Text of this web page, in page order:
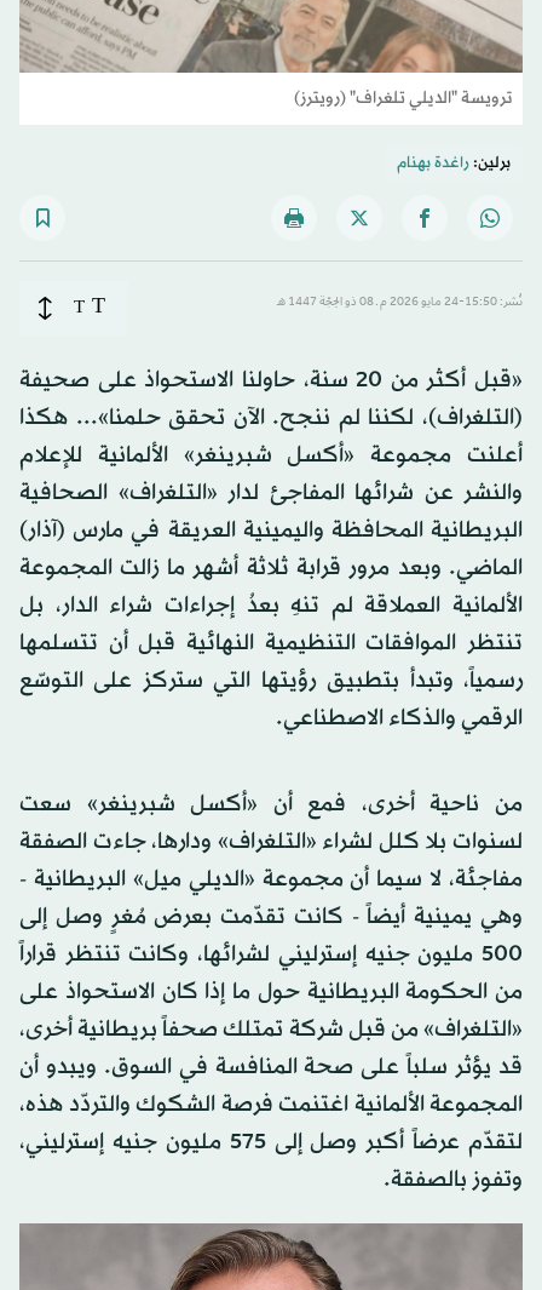
ترويسة "الديلي تلغراف" (رويترز)
برلين:راغدة بهنام
نُشر: 15:50-24 مايو 2026 م ـ 08 ذو الحِجّة 1447 هـ T
T
«قبل أكثر من 20 سنة، حاولنا الاستحواذ على صحيفة
(التلغراف)، لكننا لم ننجح. الآن تحقق حلمنا»... هكذا
أعلنت مجموعة «أكسل شبرينغر» الألمانية للإعلام
والنشر عن شرائها المفاجئ لدار «التلغراف» الصحافية
البريطانية المحافظة واليمينية العريقة في مارس (آذار)
الماضي. وبعد مرور قرابة ثلاثة أشهر ما زالت المجموعة
الألمانية العملاقة لم تنهِ بعدُ إجراءات شراء الدار، بل
تنتظر الموافقات التنظيمية النهائية قبل أن تتسلمها
رسمياً، وتبدأ بتطبيق رؤيتها التي ستركز على التوسّع
الرقمي والذكاء الاصطناعي.
من ناحية أخرى، فمع أن «أكسل شبرينغر» سعت
لسنوات بلا كلل لشراء «التلغراف» ودارها، جاءت الصفقة
مفاجئة، لا سيما أن مجموعة «الديلي ميل» البريطانية -
وهي يمينية أيضاً - كانت تقدّمت بعرض مُغرٍ وصل إلى
500 مليون جنيه إسترليني لشرائها، وكانت تنتظر قراراً
من الحكومة البريطانية حول ما إذا كان الاستحواذ على
«التلغراف» من قبل شركة تمتلك صحفاً بريطانية أخرى،
قد يؤثر سلباً على صحة المنافسة في السوق. ويبدو أن
المجموعة الألمانية اغتنمت فرصة الشكوك والتردّد هذه،
لتقدّم عرضاً أكبر وصل إلى 575 مليون جنيه إسترليني،
وتفوز بالصفقة.